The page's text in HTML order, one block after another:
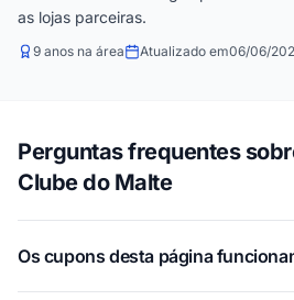
as lojas parceiras.
9 anos na área Atualizado em06/06/
Perguntas frequentes
Clube do Malte
Os cupons desta página